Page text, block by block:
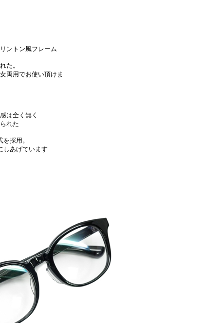
ントン風フレーム
た。
両用でお使い頂けま
は全く無く
れた
採用。
しあげています